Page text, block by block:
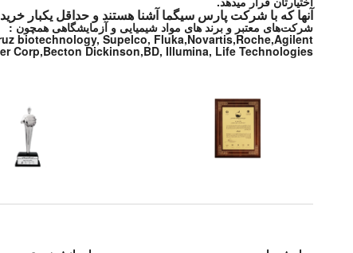
آنها که با شرکت پارس سیگما آشنا هستند و حداقل یکبار
شرکت‌های معتبر و برند های مواد شیمیایی و آزمایشگاهی همچون :
biotechnology, Supelco, Fluka,Novartis,Roche,Agilent
Corp,Becton Dickinson,BD, Illumina, Life Technologies,